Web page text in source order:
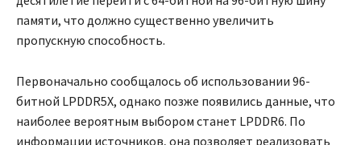
памяти, что должно существенно увеличить
пропускную способность.
Первоначально сообщалось об использовании 96-
битной LPDDR5X, однако позже появились данные, что
наиболее вероятным выбором станет LPDDR6. По
информации источников, она позволяет реализовать